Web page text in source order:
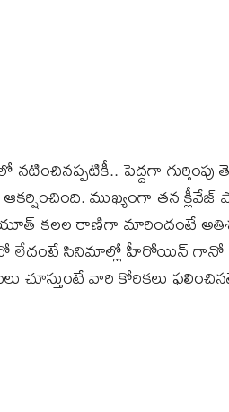
పెద్దగా
ముఖ్యంగా తన క్లీవేజ్‌
క‌ల‌ల రాణిగా మారిందంటే
లేదంటే సినిమాల్లో హీరోయిన్‌
చూస్తుంటే వారి కోరిక‌లు